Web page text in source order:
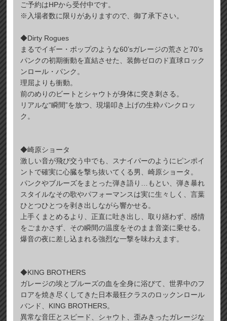
ご予約はHPから受付中です。
※入場者数に限りがありますので、御了承下さい。
◆Dirty Rogues
まるでイギー・ポップのような60’sガレージの荒さと70’s
パンクの初期衝動を直結させた、装飾ゼロのド直球ロック
ンロール・パンク。
理屈よりも衝動。
前のめりのビートとシャウトが身体に突き刺さる。
リアルな“瞬間”を放つ、現場叩き上げの生粋パンクロッ
ク。
◆崎原ショータ
激しい音が飛び交う中でも、スナイパーのようにピンポイ
ントで確実に心臓を撃ち抜いてくる男、崎原ショータ。
パンクやブルーズをまとった弾き語り…もとい、弾き暴れ
スタイルなその歌やパフォーマンスは実に生々しく、言葉
ひとつひとつを剥き出しながら響かせる。
上手くまとめるより、正直に吐き出し、取り繕わず、感情
をごまかさず、その瞬間の温度をそのまま音楽に乗せる。
爆音の夜に差し込まれる強烈な一撃を味わえます。
◆KING BROTHERS
ガレージの埃とブルーズの血を全身に浴びて、世界中のフ
ロアを焼き尽くしてきた日本最狂クラスのロックンロール
バンド、KING BROTHERS。
異常な音圧とスピード、シャウト、歪みきったガレージな